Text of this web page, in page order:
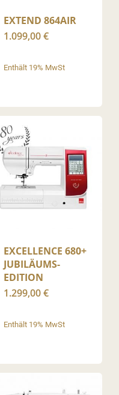
EXTEND 864AIR
1.099,00€
Enthält 19% MwSt
EXCELLENCE 680+
JUBILÄUMS-
EDITION
1.299,00€
Enthält 19% MwSt